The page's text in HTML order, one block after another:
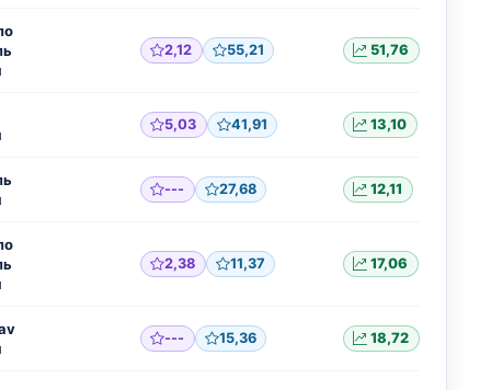
2,12 55,21 51,76
5,03 41,91 13,10
--- 27,68 12,11
2,38 11,37 17,06
--- 15,36 18,72